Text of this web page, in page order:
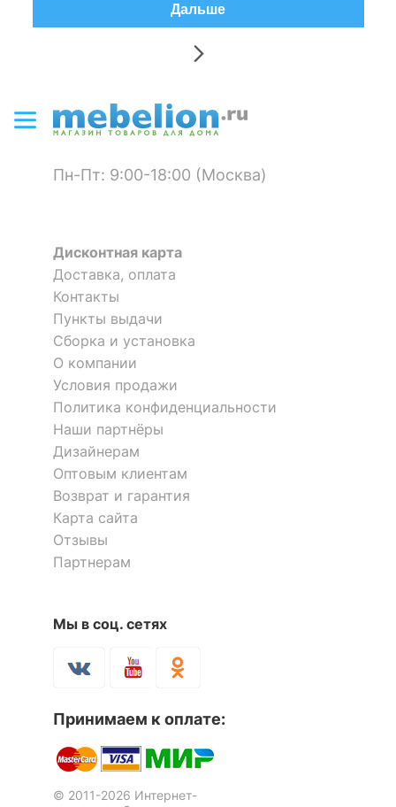
Дальше
Пн-Пт: 9:00-18:00 (Москва)
Дисконтная карта
Доставка, оплата
Контакты
Пункты выдачи
Сборка и установка
О компании
Условия продажи
Политика конфиденциальности
Наши партнёры
Дизайнерам
Оптовым клиентам
Возврат и гарантия
Карта сайта
Отзывы
Партнерам
Мы в соц. сетях
Принимаем к оплате:
© 2011-2026 Интернет-